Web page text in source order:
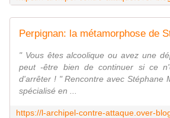
" Vous êtes alcoolique ou avez une
peut -être bien de continuer si ce
d'arrêter ! " Rencontre avec Stéphane
spécialisé en ...